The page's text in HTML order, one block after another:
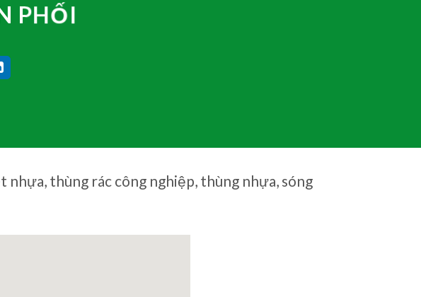
PHỐI
nhựa, thùng rác công nghiệp, thùng nhựa, sóng